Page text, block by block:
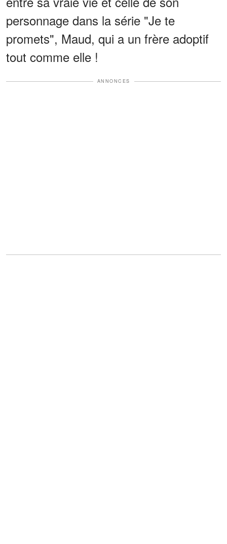
personnage dans la série "Je te
promets", Maud, qui a un frère adoptif
tout comme elle !
ANNONCES